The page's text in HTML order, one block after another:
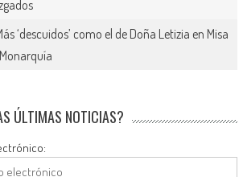
‘descuidos’ como el de Doña Letizia en Misa
ÚLTIMAS NOTICIAS?